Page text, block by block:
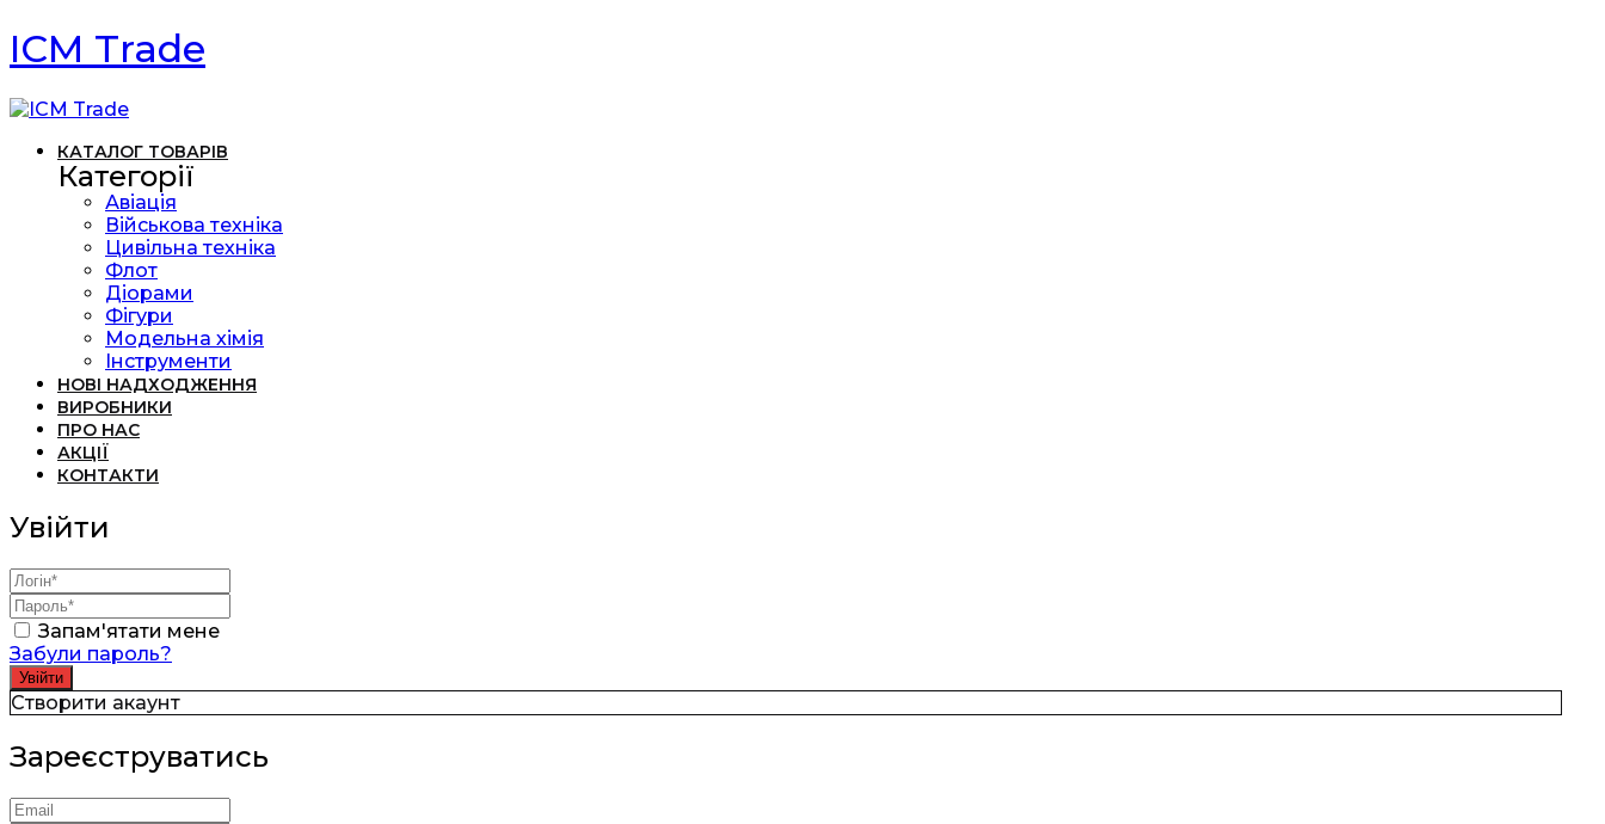
ICM Trade
КАТАЛОГ ТОВАРІВ
Категорії
Авіація
Військова техніка
Цивільна техніка
Флот
Діорами
Фігури
Модельна хімія
Інструменти
НОВІ НАДХОДЖЕННЯ
ВИРОБНИКИ
ПРО НАС
АКЦІЇ
КОНТАКТИ
Увійти
Запам'ятати мене
Забули пароль?
Створити акаунт
Зареєструватись